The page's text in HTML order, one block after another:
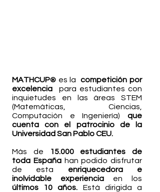
MATHCUP® es lacompetición por
excelencia
para estudiantes con
inquietudes en las áreas STEM
(Matemáticas, Ciencias,
Computación e Ingeniería) que
cuenta con el patrocinio de la
Universidad San Pablo CEU.
Más de
15.000 estudiantes de
toda España han podido disfrutar
de esta enriquecedora e
inolvidable experiencia en los
últimos 10 años. Está dirigida a